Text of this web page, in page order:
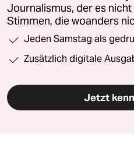
Journalismus, der es
Stimmen, die woanders
Jeden Samstag als
Zusätzlich digitale
Jetzt